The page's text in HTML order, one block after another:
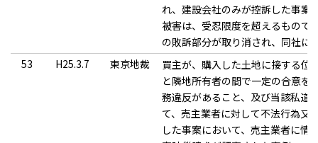
れ、建設会社のみが控訴した事案
被害は、受忍限度を超えるもので
の敗訴部分が取り消され、同社に
53
H25.3.7 東京地裁
買主が、購入した土地に接する位
と隣地所有者の間で一定の合意を
務違反があること、及び当該私道
て、売主業者に対して不法行為又
した事案において、売主業者に情